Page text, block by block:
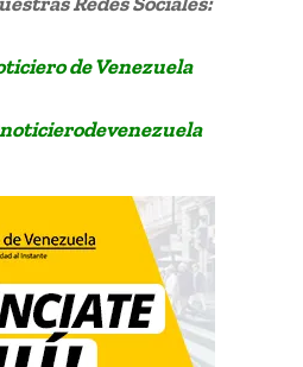
de Venezuela